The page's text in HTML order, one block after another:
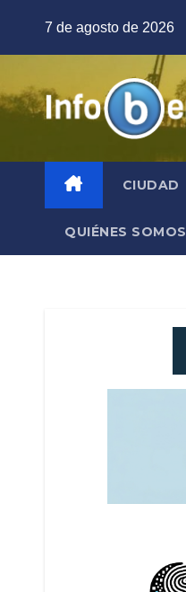
7 de agosto de 2026
CIUDAD
QUIÉNES SOMOS